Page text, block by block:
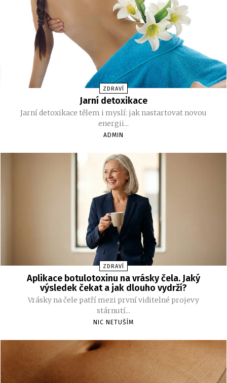
ZDRAVÍ
Jarní detoxikace
Jarní detoxikace tělem i myslí: jak nastartovat novou
energii...
ADMIN
ZDRAVÍ
Aplikace botulotoxinu na vrásky čela. Jaký
výsledek čekat a jak dlouho vydrží?
Vrásky na čele patří mezi první viditelné projevy
stárnutí...
NIC NETUŠÍM